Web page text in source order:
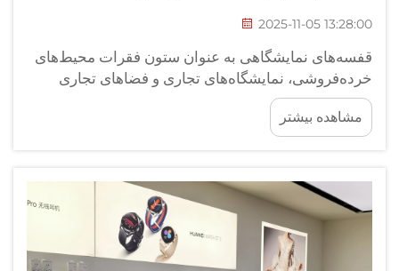
2025-11-05 13:28:00
قفسه‌های نمایشگاهی به عنوان ستون فقرات محیط‌های
خرده‌فروشی، نمایشگاه‌های تجاری و فضاهای تجاری
عمل می‌کنند که در آن‌ها ارائه محصولات به طور مستقیم
بر عملکرد فروش تأثیر می‌گذارد. موادی که در ساخت
این تجهیزات ضروری استفاده می‌شوند، تعیین‌کننده طول
مشاهده بیشتر